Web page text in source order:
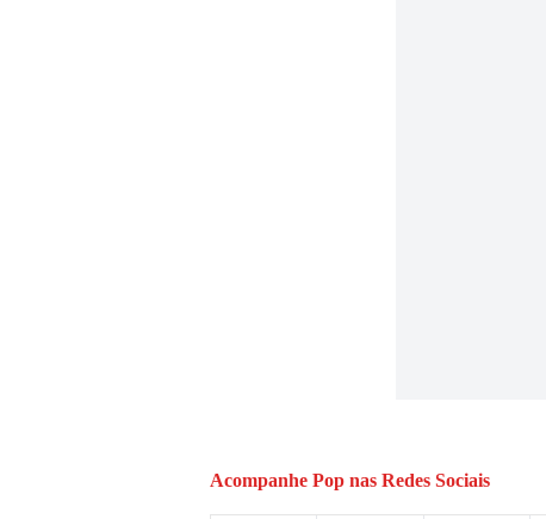
Acompanhe Pop nas Redes Sociais